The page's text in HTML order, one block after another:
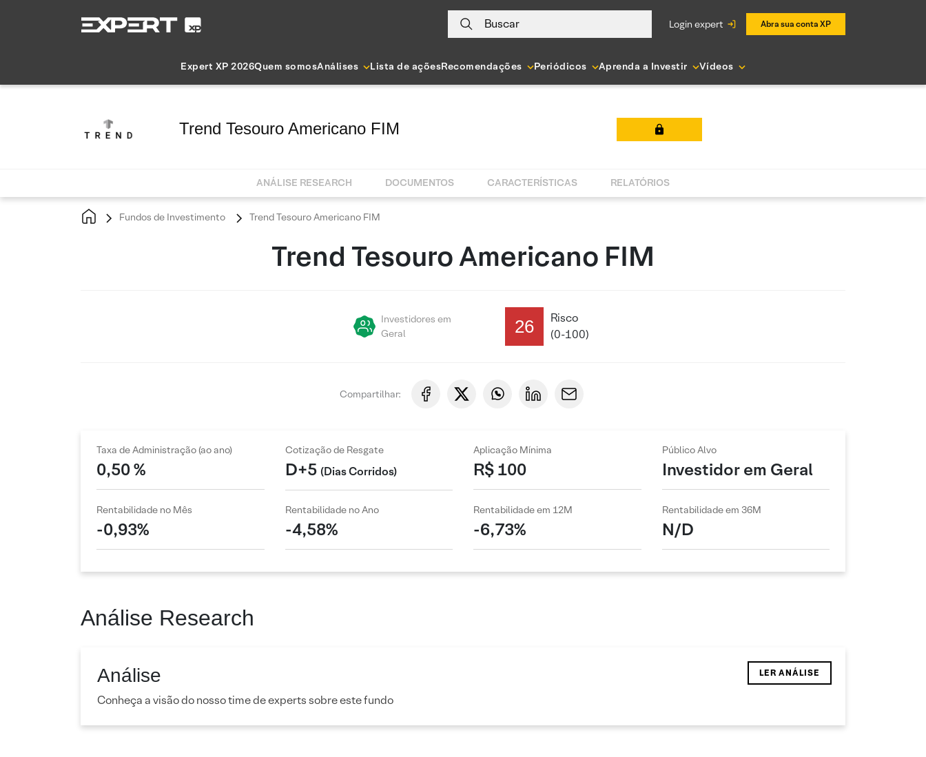
Buscar login expert Abra sua conta XP
Expert XP 2026Quem somosAnálises Lista de açõesRecomendações Periódicos Aprenda a Investir Vídeos
Trend Tesouro Americano FIM
ANÁLISE RESEARCH DOCUMENTOS CARACTERÍSTICAS RELATÓRIOS
Fundos de Investimento Trend Tesouro Americano FIM
Trend Tesouro Americano FIM
Investidores em
Geral
26
Risco
(0-100)
Compartilhar:
Taxa de Administração (ao ano)
0,50 %
Cotização de Resgate
D+5 (Dias Corridos)
Aplicação Mínima
R$ 100
Público Alvo
Investidor em Geral
Rentabilidade no Mês
-0,93%
Rentabilidade no Ano
-4,58%
Rentabilidade em 12M
-6,73%
Rentabilidade em 36M
N/D
Análise Research
Análise
Conheça a visão do nosso time de experts sobre este fundo
LER ANÁLISE